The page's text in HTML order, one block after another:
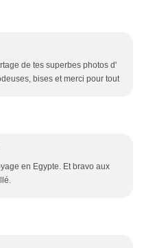
de tes superbes photos d'
bises et merci pour tout
en Egypte. Et bravo aux